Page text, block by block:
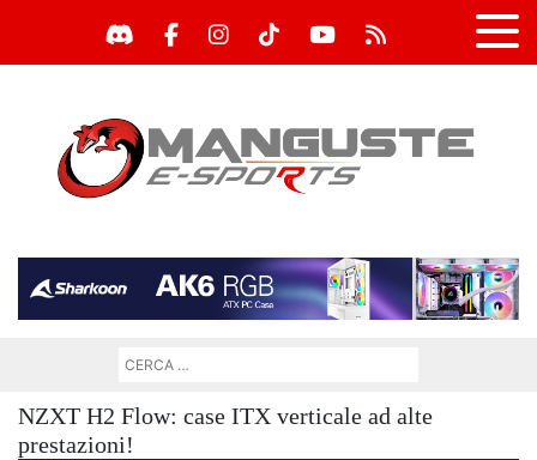
NZXT H2 Flow: case ITX verticale ad alte
prestazioni!